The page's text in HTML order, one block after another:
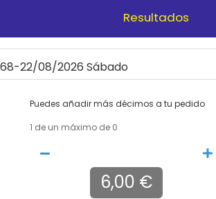
Resultados
22/08/2026 Sábado
Puedes añadir más décimos a tu pedido
1 de un máximo de 0
6,00 €